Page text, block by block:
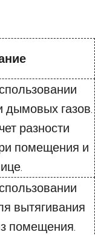
дымовых газов.
разности
помещения и
вытягивания
помещения.